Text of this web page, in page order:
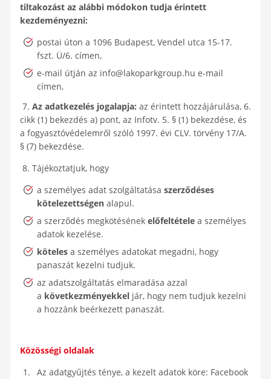
tiltakozást az alábbi módokon tudja érintett
kezdeményezni:
postai úton a 1096 Budapest, Vendel utca 15-17.
fszt. Ü/6. címen,
e-mail útján az info@lakoparkgroup.hu e-mail
címen,
7. Az adatkezelés jogalapja: az érintett hozzájárulása, 6.
cikk (1) bekezdés a) pont, az Infotv. 5. § (1) bekezdése, és
a fogyasztóvédelemről szóló 1997. évi CLV. törvény 17/A.
§ (7) bekezdése.
8. Tájékoztatjuk, hogy
a személyes adat szolgáltatása szerződéses
kötelezettségenalapul.
a szerződés megkötésének előfeltételea személyes
adatok kezelése.
kötelesa személyes adatokat megadni, hogy
panaszát kezelni tudjuk.
az adatszolgáltatás elmaradása azzal
a következményekkeljár, hogy nem tudjuk kezelni
a hozzánk beérkezett panaszát.
Közösségi oldalak
Az adatgyűjtés ténye, a kezelt adatok köre: Facebook